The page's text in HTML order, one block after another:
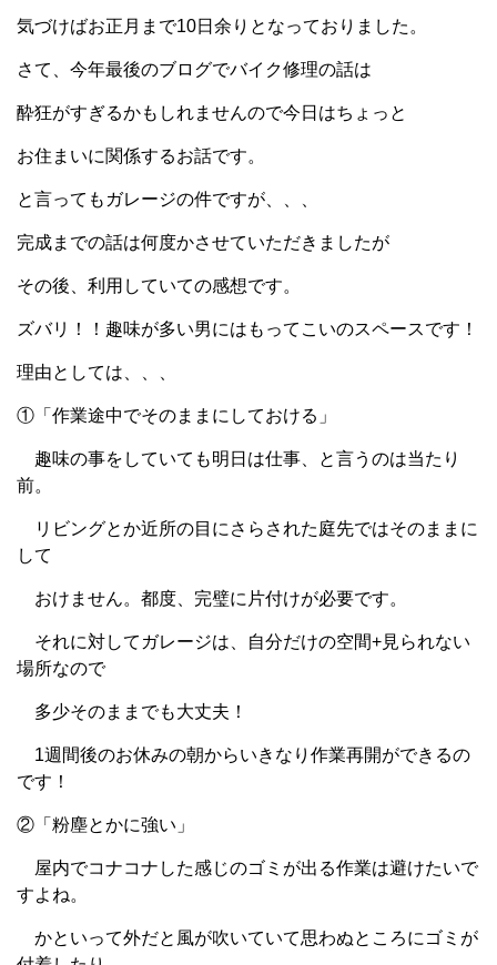
気づけばお正月まで10日余りとなっておりました。
さて、今年最後のブログでバイク修理の話は
酔狂がすぎるかもしれませんので今日はちょっと
お住まいに関係するお話です。
と言ってもガレージの件ですが、、、
完成までの話は何度かさせていただきましたが
その後、利用していての感想です。
ズバリ！！趣味が多い男にはもってこいのスペースです！
理由としては、、、
①「作業途中でそのままにしておける」
趣味の事をしていても明日は仕事、と言うのは当たり
前。
リビングとか近所の目にさらされた庭先ではそのままに
して
おけません。都度、完璧に片付けが必要です。
それに対してガレージは、自分だけの空間+見られない
場所なので
多少そのままでも大丈夫！
1週間後のお休みの朝からいきなり作業再開ができるの
です！
②「粉塵とかに強い」
屋内でコナコナした感じのゴミが出る作業は避けたいで
すよね。
かといって外だと風が吹いていて思わぬところにゴミが